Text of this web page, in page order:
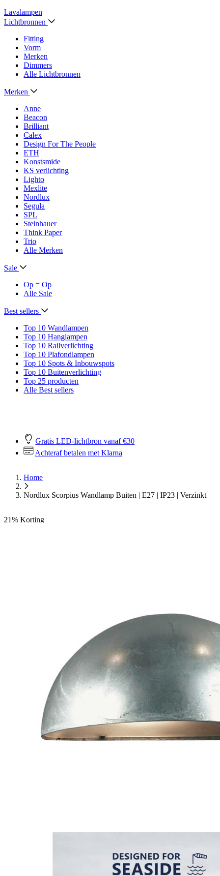
Lavalampen
Lichtbronnen
Fitting
Vorm
Merken
Dimmers
Alle Lichtbronnen
Merken
Anne
Beacon
Brilliant
Calex
Design For The People
ETH
Konstsmide
KS verlichting
Lighto
Mexlite
Nordlux
Segula
SPL
Steinhauer
Think Paper
Trio
Alle Merken
Sale
Op = Op
Alle Sale
Best sellers
Top 10 Wandlampen
Top 10 Hanglampen
Top 10 Railverlichting
Top 10 Plafondlampen
Top 10 Spots & Inbouwspots
Top 10 Buitenverlichting
Top 25 producten
Alle Best sellers
Gratis LED-lichtbron vanaf €30
Achteraf betalen met Klarna
Home
Nordlux Scorpius Wandlamp Buiten | E27 | IP23 | Verzinkt
21% Korting